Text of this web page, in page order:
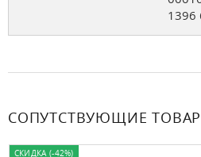
1396
СОПУТСТВУЮЩИЕ
СКИДКА (-42%)